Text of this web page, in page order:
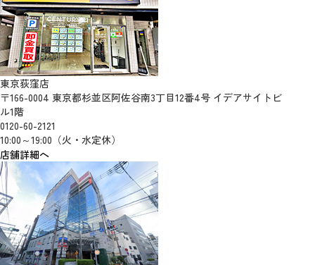
東京荻窪店
〒166-0004 東京都杉並区阿佐谷南3丁目12番4号 イデアサイトビ
ル1階
0120-60-2121
10:00～19:00（火・水定休）
店舗詳細へ